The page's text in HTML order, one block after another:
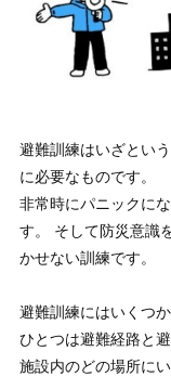
避難訓練はいざとい
に必要なものです。
非常時にパニックに
す。 そして防災意識
かせない訓練です。
避難訓練にはいくつ
ひとつは避難経路と
施設内のどの場所に